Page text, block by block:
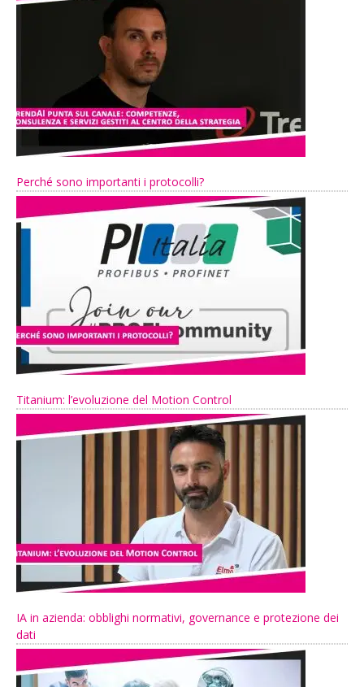
Perché sono importanti i protocolli?
Titanium: l’evoluzione del Motion Control
IA in azienda: obblighi normativi, governance e protezione dei
dati